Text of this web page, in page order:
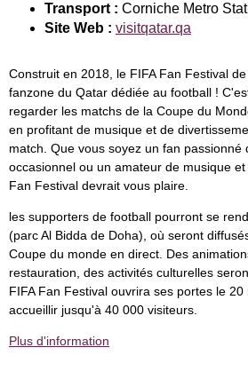
Transport : Corniche Metro
Site Web : visitqatar.qa
Construit en 2018, le FIFA Fan Festival
fanzone du Qatar dédiée au football !
regarder les matchs de la Coupe du
en profitant de musique et de
match. Que vous soyez un fan
occasionnel ou un amateur de musique
Fan Festival devrait vous plaire.
les supporters de football pourront se
(parc Al Bidda de Doha), où seront
Coupe du monde en direct. Des
restauration, des activités culturelles
FIFA Fan Festival ouvrira ses portes le
accueillir jusqu'à 40 000 visiteurs.
Plus d'information